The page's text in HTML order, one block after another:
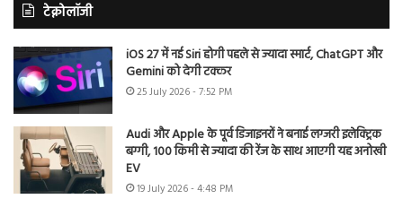
टेक्नोलॉजी
iOS 27 में नई Siri होगी पहले से ज्यादा स्मार्ट, ChatGPT और
Gemini को देगी टक्कर
25 July 2026 - 7:52 PM
Audi और Apple के पूर्व डिजाइनरों ने बनाई लग्जरी इलेक्ट्रिक
बग्गी, 100 किमी से ज्यादा की रेंज के साथ आएगी यह अनोखी
EV
19 July 2026 - 4:48 PM